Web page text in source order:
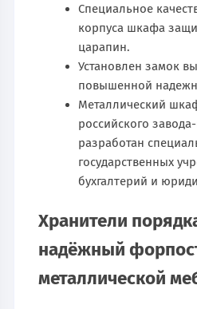
Специальное
корпуса шкафа
царапин.
Установлен замок
повышенной
Металлический
российского
разработан
государственных
бухгалтерий и
Хранители
надёжный
металлической